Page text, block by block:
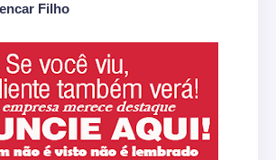
Filho